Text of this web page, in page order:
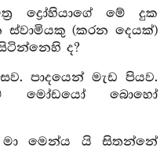
ද්‍රෝහියාගේ මේ දුක
ස්වාමියකු (කරන දෙයක්)
ද?
පාදයෙන් මැඩ පියව.
මෝඩයෝ බොහෝ
මා මෙන්ය යි සිතන්නේ